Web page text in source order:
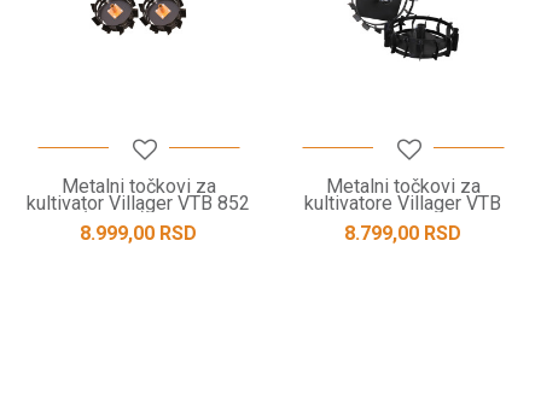
Metalni točkovi za
kultivator Villager VTB 852
(4.00-8) – par
8.999,00 RSD
Metalni točkovi za
kultivatore Villager VTB
8511 B / VTB 8511 V
8.799,00 RSD